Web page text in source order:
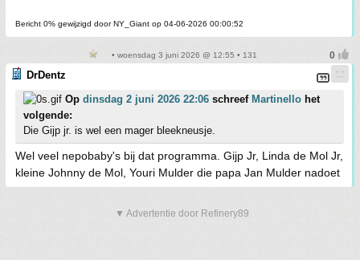
Bericht 0% gewijzigd door NY_Giant op 04-06-2026 00:00:52
• woensdag 3 juni 2026 @ 12:55 • 131
DrDentz
Op dinsdag 2 juni 2026 22:06 schreef Martinello het
volgende:
Die Gijp jr. is wel een mager bleekneusje.
Wel veel nepobaby's bij dat programma. Gijp Jr, Linda de Mol Jr,
kleine Johnny de Mol, Youri Mulder die papa Jan Mulder nadoet
▼ Advertentie door Refinery89